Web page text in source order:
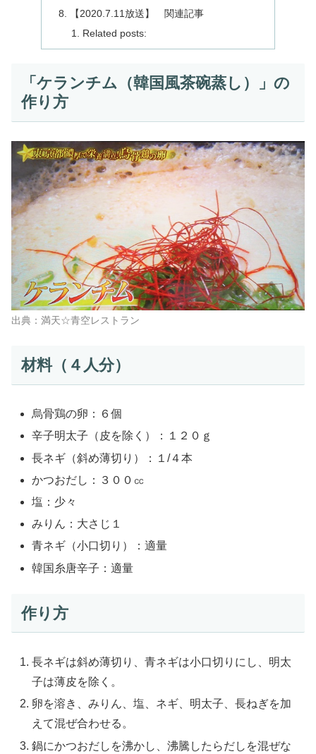
【2020.7.11放送】 関連記事
Related posts:
「ケランチム（韓国風茶碗蒸し）」の
作り方
出典：満天☆青空レストラン
材料（４人分）
烏骨鶏の卵：６個
辛子明太子（皮を除く）：１２０ｇ
長ネギ（斜め薄切り）：１/４本
かつおだし：３００㏄
塩：少々
みりん：大さじ１
青ネギ（小口切り）：適量
韓国糸唐辛子：適量
作り方
長ネギは斜め薄切り、青ネギは小口切りにし、明太
子は薄皮を除く。
卵を溶き、みりん、塩、ネギ、明太子、長ねぎを加
えて混ぜ合わせる。
鍋にかつおだしを沸かし、沸騰したらだしを混ぜな